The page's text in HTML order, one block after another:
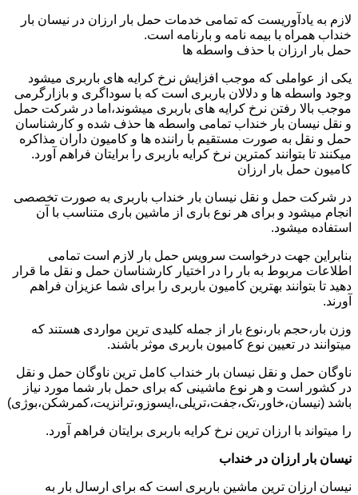
لازم به یادآوریست که تمامی خدمات حمل بار ارزان در نیسان بار
خنداب همراه با بیمه نامه و بارنامه است.
حمل بار ارزان با حذف واسطه ها
یکی از عواملی که موجب افزایش نرخ کرایه های باربری میشود
وجود واسطه ها و دلالان باربری است که با سوداگری و بازارگرمی
موجب بالا رفتن نرخ کرایه های باربری میشوند،اما در شرکت حمل
و نقل نیسان بار خنداب تمامی واسطه ها حذف شده و کارشناسان
حمل و نقل به صورت مستقیم با راننده ها و کامیون داران مذاکره
میکنند تا بتوانند کمترین نرخ کرایه باربری را برایتان فراهم آورد.
کامیون حمل بار ارزان
در شرکت حمل و نقل نیسان بار خنداب باربری به صورت تخصصی
انجام میشود و برای هر نوع باری از ماشین باری متناسب با آن
استفاده میشود.
بنابراین جهت درخواست سرویس حمل بار لازم است تمامی
اطلاعات مربوط به بار را در اختیار کارشناسان حمل و نقل ما قرار
دهید تا بتوانند بهترین کامیون باربری را برای شما عزیزان فراهم
آورند.
وزن بار،حجم بار،نوع بار از جمله کلیدی ترین مواردی هستند که
میتوانند در تعیین نوع کامیون باربری موثر باشند.
ناوگان حمل و نقل نیسان بار خنداب کامل ترین ناوگان حمل و نقل
در کشور است و هر نوع ماشینی که برای حمل بار شما مورد نیاز
باشد (نیسان،خاور،تک،جفت،تریلی،ایسوزو،ترانزیت،کمرشکن،بوژی)
را میتواند با ارزان ترین نرخ کرایه باربری برایتان فراهم آورد.
نیسان بار ارزان در خنداب
نیسان ارزان ترین ماشین باربری است که برای ارسال بار به